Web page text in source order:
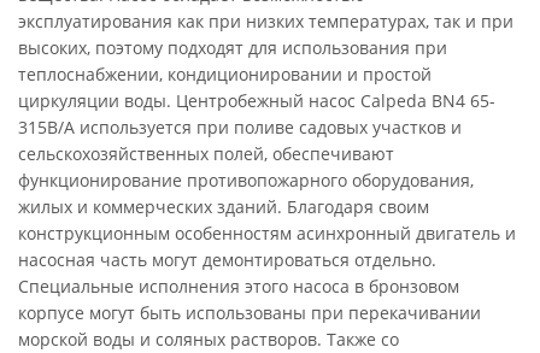
эксплуатирования как при низких температурах, так и при
высоких, поэтому подходят для использования при
теплоснабжении, кондиционировании и простой
циркуляции воды. Центробежный насос Calpeda BN4 65-
315B/A используется при поливе садовых участков и
сельскохозяйственных полей, обеспечивают
функционирование противопожарного оборудования,
жилых и коммерческих зданий. Благодаря своим
конструкционным особенностям асинхронный двигатель и
насосная часть могут демонтироваться отдельно.
Специальные исполнения этого насоса в бронзовом
корпусе могут быть использованы при перекачивании
морской воды и соляных растворов. Также со